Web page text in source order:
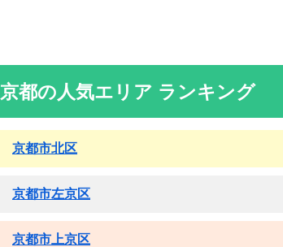
京都の人気エリア ランキング
京都市北区
京都市左京区
京都市上京区